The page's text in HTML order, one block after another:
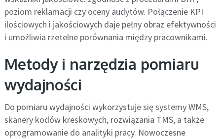
poziom reklamacji czy oceny audytów. Połączenie KPI
ilościowych i jakościowych daje pełny obraz efektywności
i umożliwia rzetelne porównania między pracownikami.
Metody i narzędzia pomiaru
wydajności
Do pomiaru wydajności wykorzystuje się systemy WMS,
skanery kodów kreskowych, rozwiązania TMS, a także
oprogramowanie do analityki pracy. Nowoczesne